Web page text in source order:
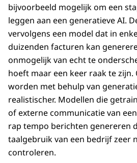
bijvoorbeeld mogelijk om een
leggen aan een generatieve AI.
vervolgens een model dat in
duizenden facturen kan
onmogelijk van echt te
hoeft maar een keer raak te
worden met behulp van
realistischer. Modellen die
of externe communicatie van
rap tempo berichten genereren
taalgebruik van een bedrijf zeer
controleren.